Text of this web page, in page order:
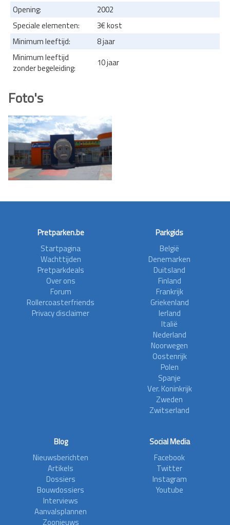
Opening:
2002
Speciale elementen:
3€ kost
Minimum leeftijd:
8 jaar
Minimum leeftijd
zonder begeleiding:
10 jaar
Foto's
Pretparken.be
Startpagina
Wachttijden
Pretparkdeals
Over ons
Forum
Rollercoasterfriends
Privacy disclaimer
Parkgids
België
Denemarken
Duitsland
Finland
Frankrijk
Griekenland
Ierland
Italië
Nederland
Noorwegen
Oostenrijk
Polen
Spanje
Ver. Koninkrijk
Zweden
Zwitserland
Blog
Nieuwsberichten
Artikels
Dossiers
Bouwdossiers
Interviews
Aanvalsplannen
Zoonieuws
Social Media
Facebook
Twitter
Instagram
Youtube